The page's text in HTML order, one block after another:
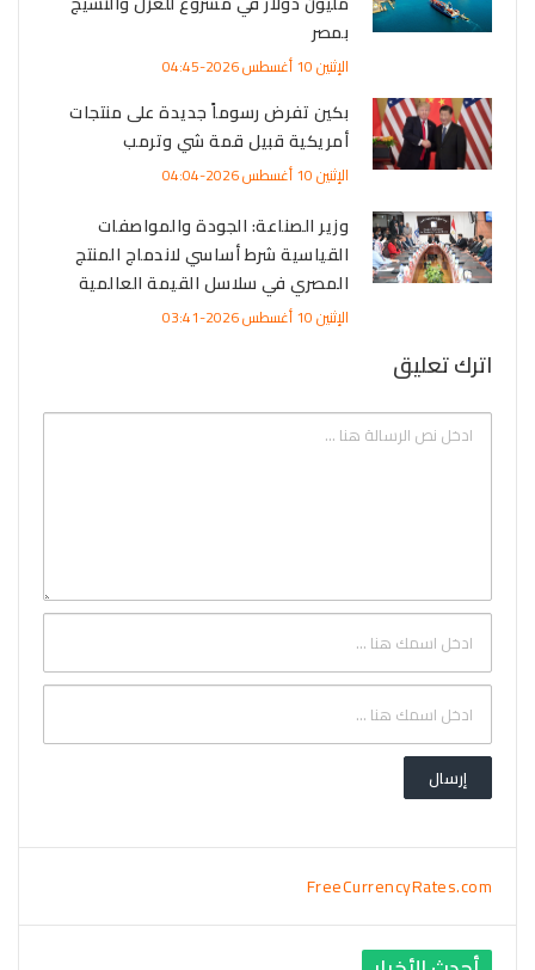
بمصر
الإثنين 10 أغسطس 2026-04:45
بكين تفرض رسوماً جديدة على منتجات
أمريكية قبيل قمة شي وترمب
الإثنين 10 أغسطس 2026-04:04
وزير الصناعة: الجودة والمواصفات
القياسية شرط أساسي لاندماج المنتج
المصري في سلاسل القيمة العالمية
الإثنين 10 أغسطس 2026-03:41
اترك تعليق
FreeCurrencyRates.com